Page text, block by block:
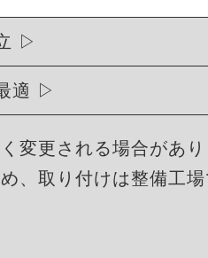
適
変更される場合があり
、取り付けは整備工場